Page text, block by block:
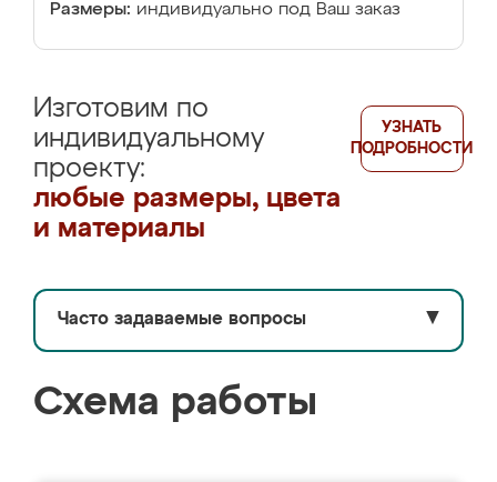
Размеры: индивидуально под Ваш заказ
Изготовим по
индивидуальному
проекту:
любые размеры, цвета
и материалы
УЗНАТЬ
ПОДРОБНОСТИ
Часто задаваемые вопросы ▼
Схема работы